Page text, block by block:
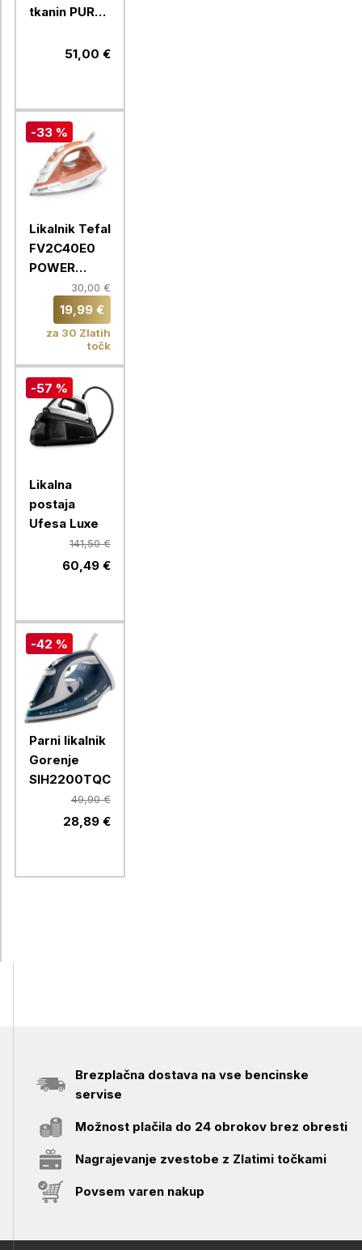
tkanin PURE
DT2022E1,
51,00 €
-33 %
Likalnik Tefal
FV2C40E0
POWER
VIRTUO30,00 €
19,99 €
za 30 Zlatih
točk
-57 %
Likalna
postaja
Ufesa Luxe
141,50 €
60,49 €
-42 %
Parni likalnik
Gorenje
SIH2200TQC
49,90 €
28,89 €
Brezplačna dostava na vse bencinske
servise
Možnost plačila do 24 obrokov brez obresti
Nagrajevanje zvestobe z Zlatimi točkami
Povsem varen nakup